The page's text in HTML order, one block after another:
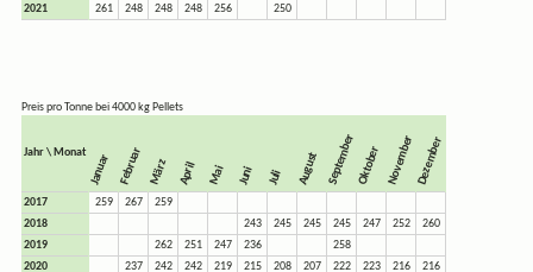
2021
261 248 248 248 256 250
Preis pro Tonne bei 4000 kg Pellets
Jahr \ Monat Januar Februar März April Mai Juni Juli August SeptemberOktober November Dezember
2017 259 267
259
2018
243 245 245 245 247 252
260
2019
262 251 247 236
258
2020
237 242 242 219 215 208 207 222 223 216
216